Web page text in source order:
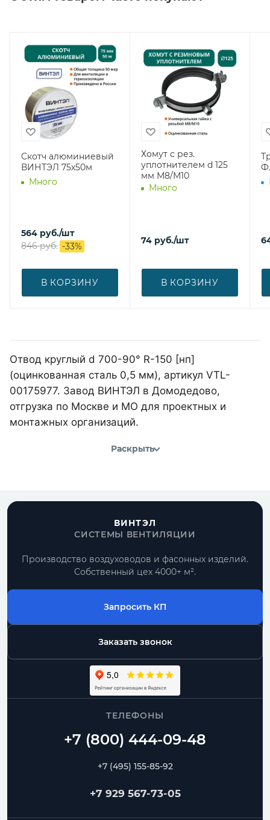
Скотч алюминиевый
ВИНТЭЛ 75х50м
Много
564 руб./шт
846руб. -33%
В КОРЗИНУ
Хомут с рез.
уплотнителем d 125
мм М8/М10
Много
74 руб./шт
В КОРЗИНУ
Отвод круглый d 700-90° R-150 [нп]
(оцинкованная сталь 0,5 мм), артикул VTL-
00175977. Завод ВИНТЭЛ в Домодедово,
отгрузка по Москве и МО для проектных и
монтажных организаций.
Раскрыть
ВИНТЭЛ
СИСТЕМЫ ВЕНТИЛЯЦИИ
Производство воздуховодов и фасонных изделий.
Собственный цех 4000+ м².
Запросить КП
Заказать звонок
ТЕЛЕФОНЫ
+7 (495) 155-85-92
+7 929 567-73-05